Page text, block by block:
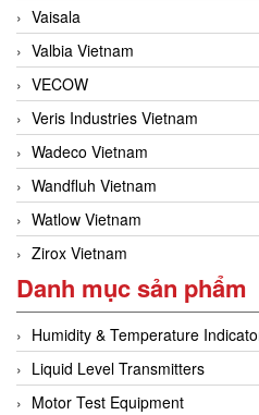
Vaisala
Valbia Vietnam
VECOW
Veris Industries Vietnam
Wadeco Vietnam
Wandfluh Vietnam
Watlow Vietnam
Zirox Vietnam
Danh mục sản phẩm
Humidity & Temperature
Liquid Level Transmitters
Motor Test Equipment